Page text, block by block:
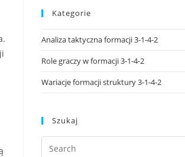
Kategorie
Analiza taktyczna formacji 3-1-4-2
Role graczy w formacji 3-1-4-2
Wariacje formacji struktury 3-1-4-2
Szukaj